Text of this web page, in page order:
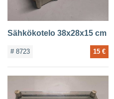
Sähkökotelo 38x28x15 cm
# 8723 15 €